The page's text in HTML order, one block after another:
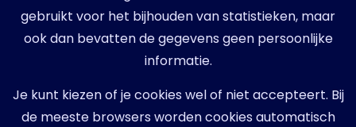
gebruikt voor het bijhouden van statistieken, maar
ook dan bevatten de gegevens geen persoonlijke
informatie.
Je kunt kiezen of je cookies wel of niet accepteert. Bij
de meeste browsers worden cookies automatisch